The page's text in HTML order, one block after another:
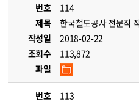
번호
114
제목
한국철도공사 전문직
작성일
2018-02-22
조회수
113,872
파일
번호
113